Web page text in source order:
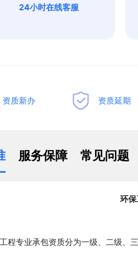
24小时在线客服
资质新办 资质延期
服务保障 常见问题
环
程专业承包资质分为一级、二级、三